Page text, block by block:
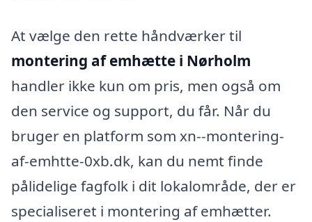
At vælge den rette håndværker til
montering af emhætte i Nørholm
handler ikke kun om pris, men også om
den service og support, du får. Når du
bruger en platform som xn--montering-
af-emhtte-0xb.dk, kan du nemt finde
pålidelige fagfolk i dit lokalområde, der er
specialiseret i montering af emhætter.